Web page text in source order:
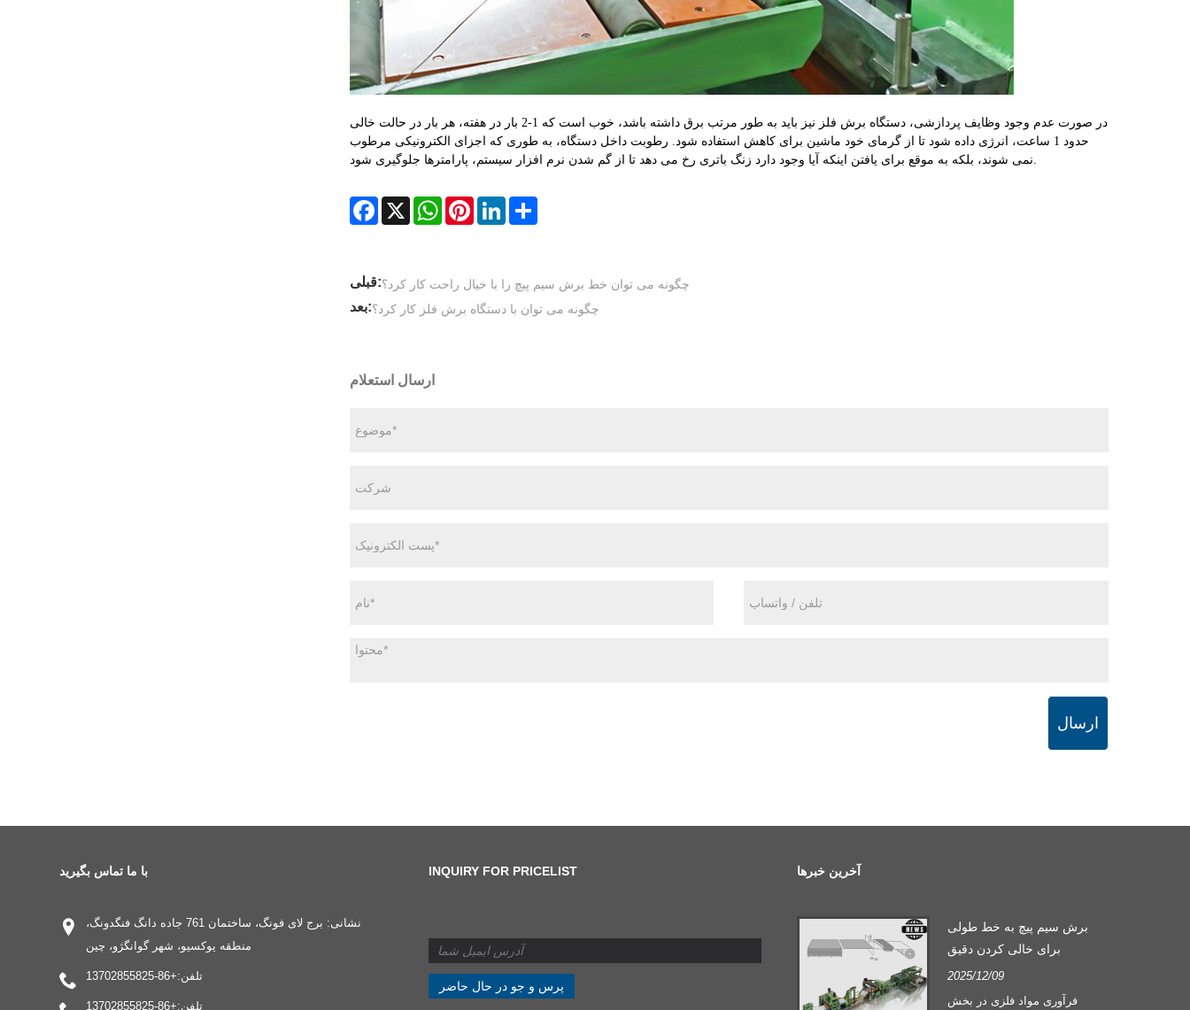
در صورت عدم وجود وظایف پردازشی، دستگاه برش فلز نیز باید به طور مرتب برق داشته باشد، خوب است که 1-2 بار در هفته، هر بار در حالت خالی
حدود 1 ساعت، انرژی داده شود تا از گرمای خود ماشین برای کاهش استفاده شود. رطوبت داخل دستگاه، به طوری که اجزای الکترونیکی مرطوب
Facebook
X WhatsAppPinterestLinkedInShare
قبلی:چگونه می توان خط برش سیم پیچ را با خیال راحت کار کرد؟
بعد:چگونه می توان با دستگاه برش فلز کار کرد؟
ارسال استعلام
ارسال
با ما تماس بگیرید
نشانی: برج لای فونگ، ساختمان 761 جاده دانگ فنگدونگ،
منطقه یوکسیو، شهر گوانگژو، چین
تلفن:+86-13702855825
تلفن:+86-13702855825
INQUIRY FOR PRICELIST آخرین خبرها
برش سیم پیچ به خط طولی
برای خالی کردن دقیق
2025/12/09
فرآوری مواد فلزی در بخش